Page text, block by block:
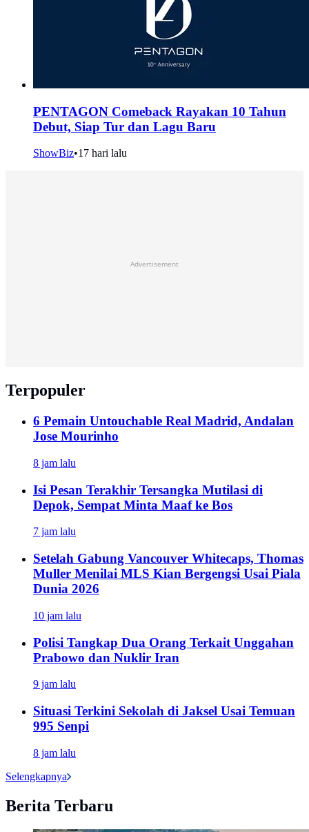
PENTAGON Comeback Rayakan 10 Tahun
Debut, Siap Tur dan Lagu Baru
ShowBiz•17 hari lalu
Advertisement
Terpopuler
6 Pemain Untouchable Real Madrid, Andalan
Jose Mourinho
8 jam lalu
Isi Pesan Terakhir Tersangka Mutilasi di
Depok, Sempat Minta Maaf ke Bos
7 jam lalu
Setelah Gabung Vancouver Whitecaps, Thomas
Muller Menilai MLS Kian Bergengsi Usai Piala
Dunia 2026
10 jam lalu
Polisi Tangkap Dua Orang Terkait Unggahan
Prabowo dan Nuklir Iran
9 jam lalu
Situasi Terkini Sekolah di Jaksel Usai Temuan
995 Senpi
8 jam lalu
Selengkapnya
Berita Terbaru